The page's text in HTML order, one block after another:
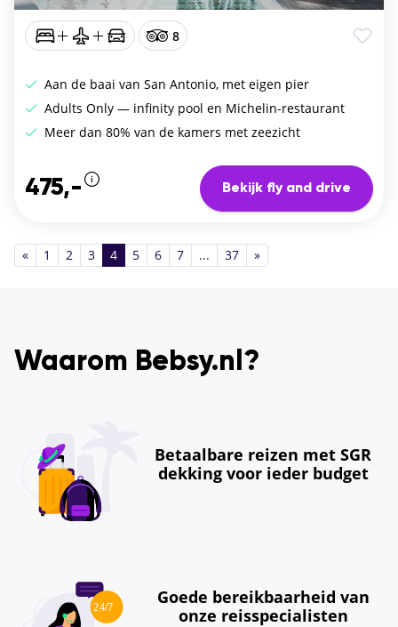
8
Aan de baai van San Antonio, met eigen pier
Adults Only — infinity pool en Michelin-restaurant
Meer dan 80% van de kamers met zeezicht
475,- Bekijk fly and drive
« 1 2 3 4 5 6 7 ... 37 »
Waarom Bebsy.nl?
Betaalbare reizen met SGR
dekking voor ieder budget
Goede bereikbaarheid van
onze reisspecialisten